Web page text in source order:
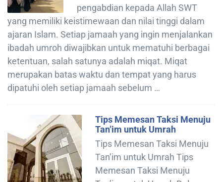
pengabdian kepada Allah SWT
yang memiliki keistimewaan dan nilai tinggi dalam
ajaran Islam. Setiap jamaah yang ingin menjalankan
ibadah umroh diwajibkan untuk mematuhi berbagai
ketentuan, salah satunya adalah miqat. Miqat
merupakan batas waktu dan tempat yang harus
dipatuhi oleh setiap jamaah sebelum …
Tips Memesan Taksi Menuju
Tan’im untuk Umrah
Tips Memesan Taksi Menuju
Tan’im untuk Umrah Tips
Memesan Taksi Menuju